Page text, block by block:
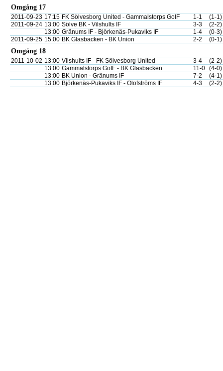
Omgång 17
2011-09-23 17:15 FK Sölvesborg United - Gammalstorps GoIF 1-1
(1-1)
2011-09-24 13:00 Sölve BK - Vilshults IF 3-3
(2-2)
13:00 Gränums IF - Björkenäs-Pukaviks IF 1-4
(0-3)
2011-09-25 15:00 BK Glasbacken - BK Union 2-2 (0-1)
Omgång 18
2011-10-02 13:00 Vilshults IF - FK Sölvesborg United 3-4
(2-2)
13:00 Gammalstorps GoIF - BK Glasbacken 11-0 (4-0)
13:00 BK Union - Gränums IF 7-2
(4-1)
13:00 Björkenäs-Pukaviks IF - Olofströms IF 4-3 (2-2)